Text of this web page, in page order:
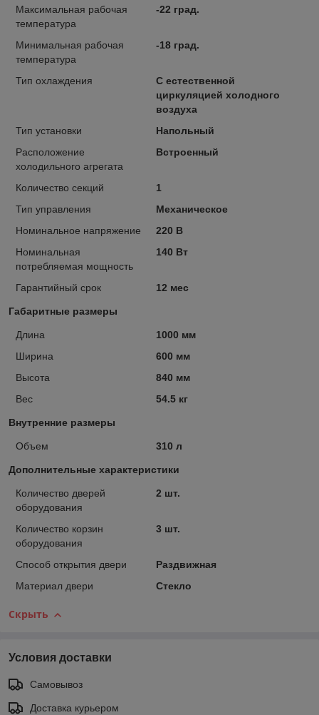
Максимальная рабочая
температура
-22 град.
Минимальная рабочая
температура
-18 град.
Тип охлаждения
С естественной
циркуляцией холодного
воздуха
Тип установки
Напольный
Расположение
холодильного агрегата
Встроенный
Количество секций
1
Тип управления
Механическое
Номинальное напряжение
220 В
Номинальная
потребляемая мощность
140 Вт
Гарантийный срок 12 мес
Габаритные размеры
Длина
1000 мм
Ширина
600 мм
Высота
840 мм
Вес
54.5 кг
Внутренние размеры
Объем 310 л
Дополнительные характеристики
Количество дверей
оборудования
2 шт.
Количество корзин
оборудования
3 шт.
Способ открытия двери
Раздвижная
Материал двери
Стекло
Скрыть
Условия доставки
Самовывоз
Доставка курьером